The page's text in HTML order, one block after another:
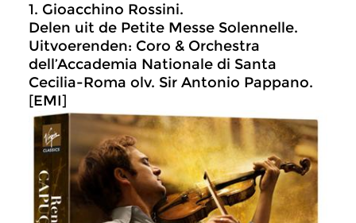
1. Gioacchino Rossini.
Delen uit de Petite Messe Solennelle.
Uitvoerenden: Coro & Orchestra
dell’Accademia Nationale di Santa
Cecilia-Roma olv. Sir Antonio Pappano.
[EMI]